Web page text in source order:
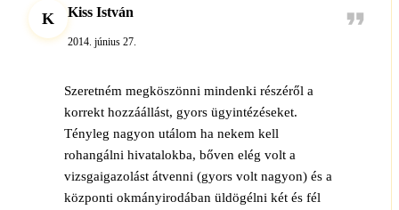
K Kiss István
2014. június 27.
Szeretném megköszönni mindenki részéről a
korrekt hozzáállást, gyors ügyintézéseket.
Tényleg nagyon utálom ha nekem kell
rohangálni hivatalokba, bőven elég volt a
vizsgaigazolást átvenni (gyors volt nagyon) és a
központi okmányirodában üldögélni két és fél